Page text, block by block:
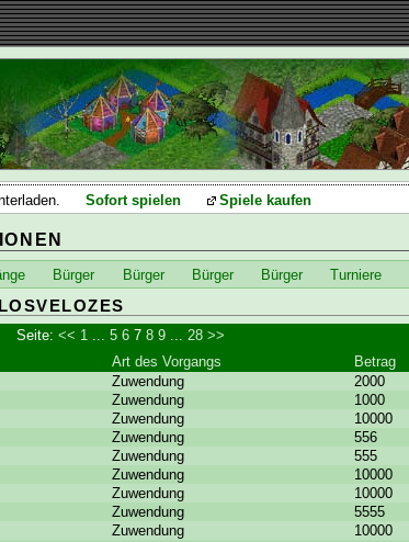
Sofort spielen Spiele kaufen
Bürger Bürger Bürger Bürger Turniere
Seite:<< 1 ...5 6 78 9 28 >>
Art des Vorgangs Betrag
Zuwendung 2000
Zuwendung 1000
Zuwendung 10000
Zuwendung 556
Zuwendung 555
Zuwendung 10000
Zuwendung 10000
Zuwendung 5555
Zuwendung 10000